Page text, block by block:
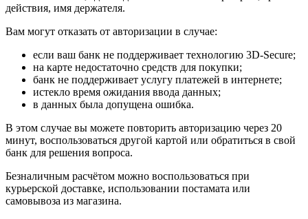
действия, имя держателя.
Вам могут отказать от авторизации в случае:
если ваш банк не поддерживает технологию 3D-Secure;
на карте недостаточно средств для покупки;
банк не поддерживает услугу платежей в интернете;
истекло время ожидания ввода данных;
в данных была допущена ошибка.
В этом случае вы можете повторить авторизацию через 20
минут, воспользоваться другой картой или обратиться в свой
банк для решения вопроса.
Безналичным расчётом можно воспользоваться при
курьерской доставке, использовании постамата или
самовывоза из магазина.